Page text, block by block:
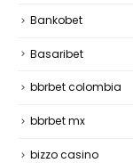
Bankobet
Basaribet
bbrbet colombia
bbrbet mx
bizzo casino